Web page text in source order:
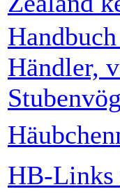
Händler,
HB-Links